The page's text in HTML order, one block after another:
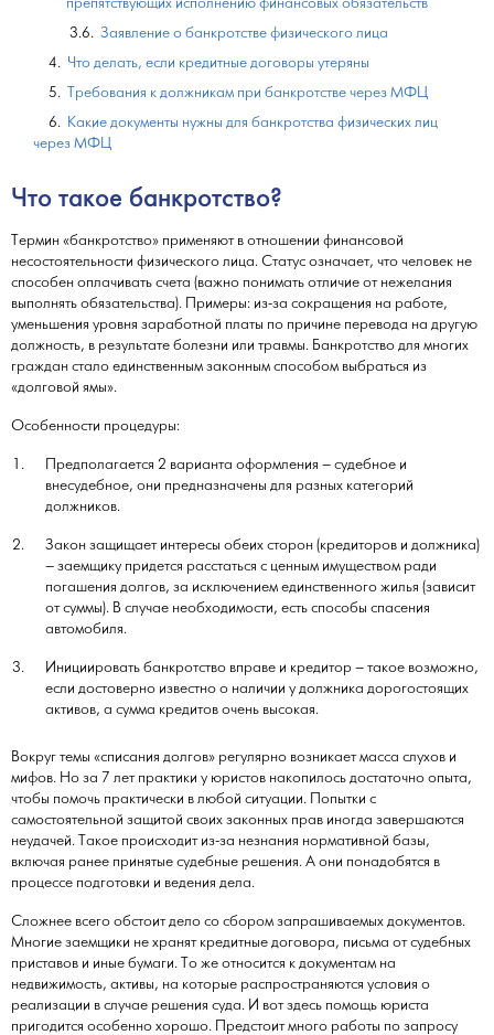
препятствующих исполнению финансовых обязательств
Заявление о банкротстве физического лица
Что делать, если кредитные договоры утеряны
Требования к должникам при банкротстве через МФЦ
Какие документы нужны для банкротства физических лиц
через МФЦ
Что такое банкротство?
Термин «банкротство» применяют в отношении финансовой
несостоятельности физического лица. Статус означает, что человек не
способен оплачивать счета (важно понимать отличие от нежелания
выполнять обязательства). Примеры: из-за сокращения на работе,
уменьшения уровня заработной платы по причине перевода на другую
должность, в результате болезни или травмы. Банкротство для многих
граждан стало единственным законным способом выбраться из
«долговой ямы».
Особенности процедуры:
Предполагается 2 варианта оформления – судебное и
внесудебное, они предназначены для разных категорий
должников.
Закон защищает интересы обеих сторон (кредиторов и должника)
– заемщику придется расстаться с ценным имуществом ради
погашения долгов, за исключением единственного жилья (зависит
от суммы). В случае необходимости, есть способы спасения
автомобиля.
Инициировать банкротство вправе и кредитор – такое возможно,
если достоверно известно о наличии у должника дорогостоящих
активов, а сумма кредитов очень высокая.
Вокруг темы «списания долгов» регулярно возникает масса слухов и
мифов. Но за 7 лет практики у юристов накопилось достаточно опыта,
чтобы помочь практически в любой ситуации. Попытки с
самостоятельной защитой своих законных прав иногда завершаются
неудачей. Такое происходит из-за незнания нормативной базы,
включая ранее принятые судебные решения. А они понадобятся в
процессе подготовки и ведения дела.
Сложнее всего обстоит дело со сбором запрашиваемых документов.
Многие заемщики не хранят кредитные договора, письма от судебных
приставов и иные бумаги. То же относится к документам на
недвижимость, активы, на которые распространяются условия о
реализации в случае решения суда. И вот здесь помощь юриста
пригодится особенно хорошо. Предстоит много работы по запросу